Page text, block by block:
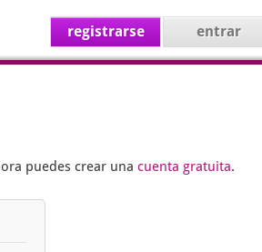
registrarse entrar
puedes crear una cuenta gratuita.